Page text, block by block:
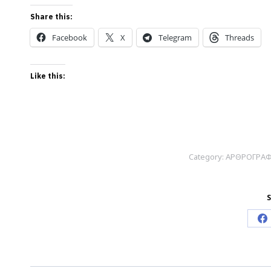
Share this:
Facebook X Telegram Threads
Like this:
Category: